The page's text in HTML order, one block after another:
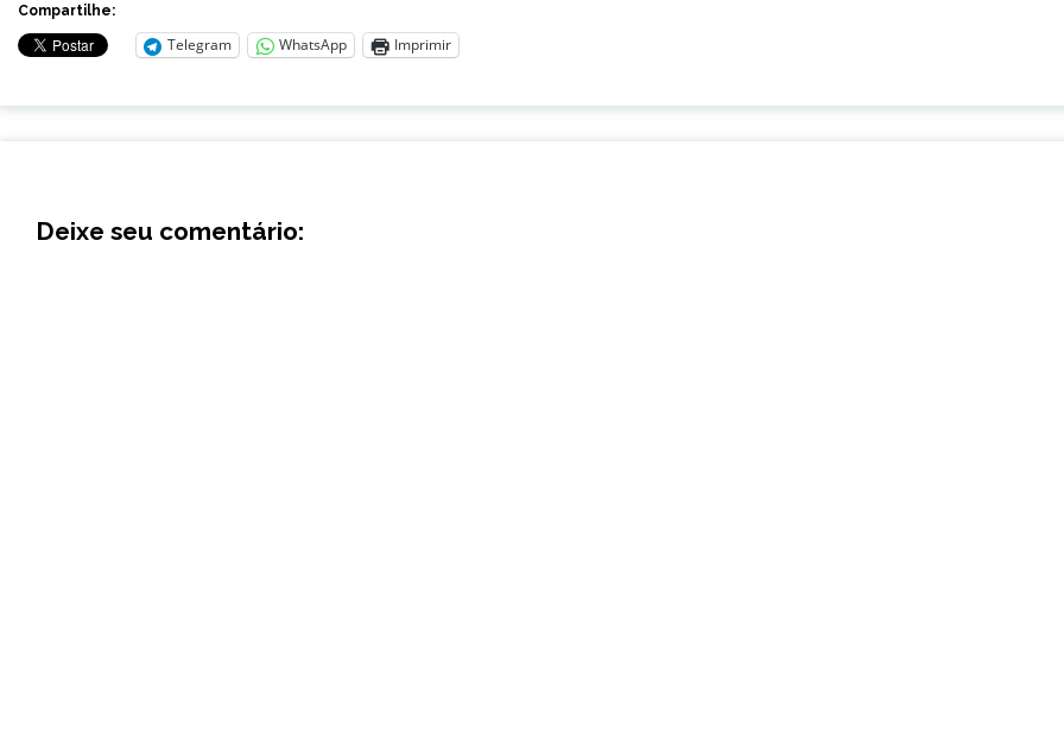
Compartilhe:
Telegram WhatsApp Imprimir
Deixe seu comentário: